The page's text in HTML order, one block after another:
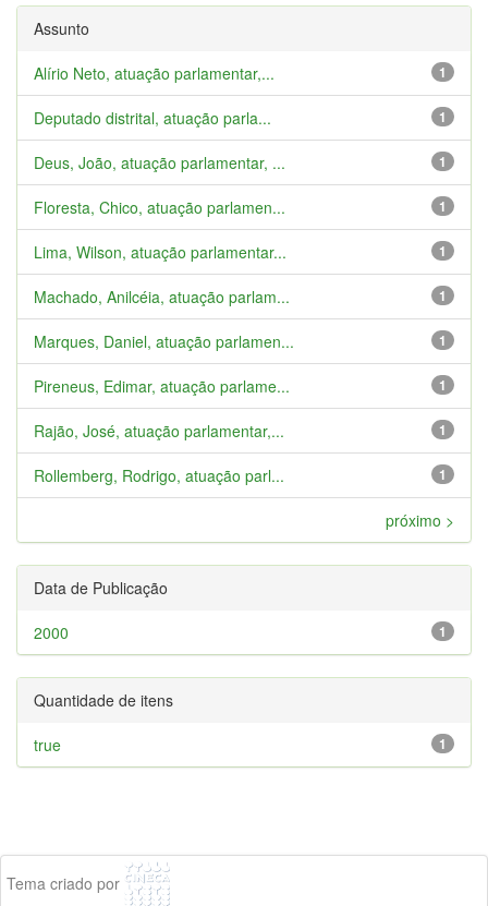
Assunto
1
Alírio Neto, atuação parlamentar,...
1
Deputado distrital, atuação parla...
1
Deus, João, atuação parlamentar, ...
1
Floresta, Chico, atuação parlamen...
1
Lima, Wilson, atuação parlamentar...
1
Machado, Anilcéia, atuação parlam...
1
Marques, Daniel, atuação parlamen...
1
Pireneus, Edimar, atuação parlame...
1
Rajão, José, atuação parlamentar,...
1
Rollemberg, Rodrigo, atuação parl...
próximo >
Data de Publicação
1
2000
Quantidade de itens
1
true
Tema criado por